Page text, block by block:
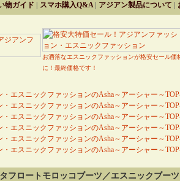
物ガイド スマホ購入Q&A| アジアン製品について
お洒落なエスニックファッションが格安セール価
に！最終価格です！
・エスニックファッションのAsha～アーシャー～
・エスニックファッションのAsha～アーシャー～
・エスニックファッションのAsha～アーシャー～
・エスニックファッションのAsha～アーシャー～
・エスニックファッションのAsha～アーシャー～
・エスニックファッションのAsha～アーシャー～
タフロートモロッコブーツ／エスニックブー